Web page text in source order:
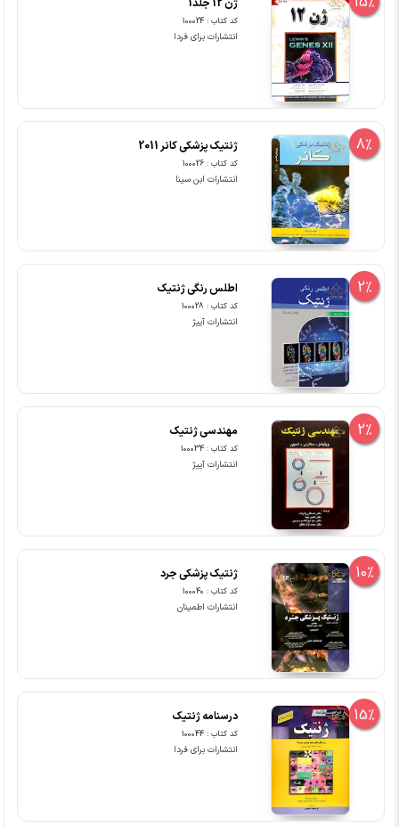
ژن 12 جلد1
کد کتاب : 100024
انتشارات برای فردا
8% ژنتیک پزشکی کانر 2011
کد کتاب : 100026
انتشارات ابن سینا
2% اطلس رنگی ژنتیک
کد کتاب : 100028
انتشارات آییژ
2% مهندسی ژنتیک
کد کتاب : 100034
انتشارات آییژ
10% ژنتیک پزشکی جرد
کد کتاب : 100040
انتشارات اطمینان
15% درسنامه ژنتیک
کد کتاب : 100044
انتشارات برای فردا